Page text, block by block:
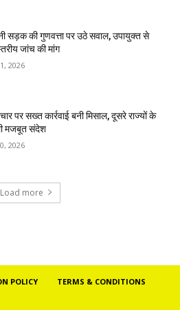
सड़क की गुणवत्ता पर उठे सवाल, उपायुक्त से
जांच की मांग
2026
पर सख्त कार्रवाई बनी मिसाल, दूसरे राज्यों के
मजबूत संदेश
2026
Load more
POLICY TERMS & CONDITIONS